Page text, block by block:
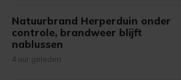
Natuurbrand Herperduin onder
controle, brandweer blijft
nablussen
4 uur geleden